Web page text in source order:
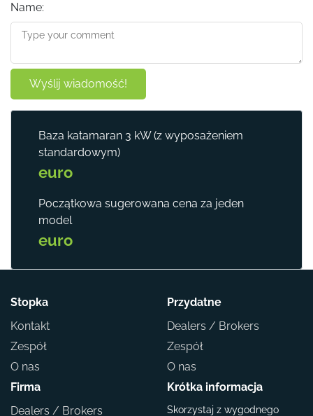
Name:
Wyślij wiadomość!
Baza katamaran 3 kW (z wyposażeniem
standardowym)
euro
Początkowa sugerowana cena za jeden
model
euro
Stopka
Kontakt
Zespół
O nas
Przydatne
Dealers / Brokers
Zespół
O nas
Firma
Dealers / Brokers
Krótka informacja
Skorzystaj z wygodnego